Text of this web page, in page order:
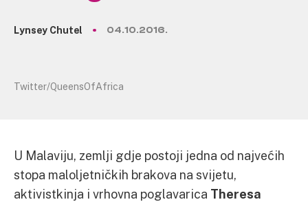
Lynsey Chutel 04.10.2016.
Twitter/QueensOfAfrica
U Malaviju, zemlji gdje postoji jedna od najvećih
stopa maloljetničkih brakova na svijetu,
aktivistkinja i vrhovna poglavarica Theresa